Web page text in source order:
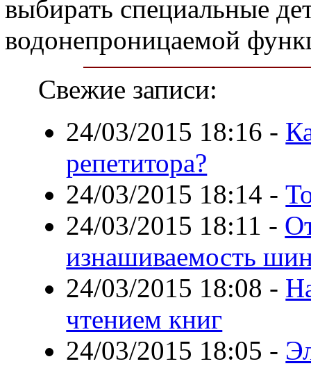
выбирать специальные
водонепроницаемой
Свежие записи:
24/03/2015 18:16 -
репетитора?
24/03/2015 18:14 -
24/03/2015 18:11 -
изнашиваемость
24/03/2015 18:08 -
чтением книг
24/03/2015 18:05 -